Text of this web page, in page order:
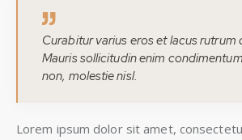
Curabitur varius eros et lacus rutrum
Mauris sollicitudin enim
non, molestie nisl.
Lorem ipsum dolor sit amet,